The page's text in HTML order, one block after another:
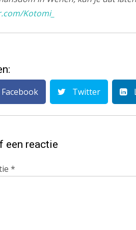
Kotomi_
Facebook Twitter
een reactie
*